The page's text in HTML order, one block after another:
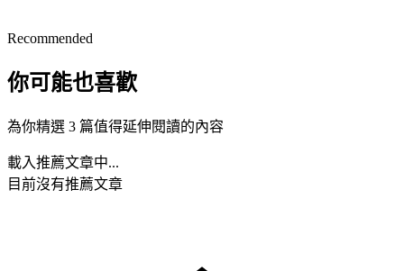
Recommended
你可能也喜歡
為你精選 3 篇值得延伸閱讀的內容
載入推薦文章中...
目前沒有推薦文章